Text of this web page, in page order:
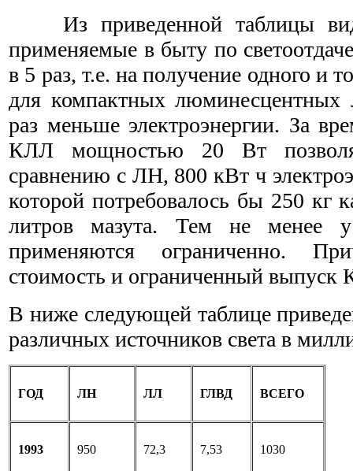
Из приведенной таблицы
применяемые в быту по
в 5 раз, т.е. на получение одного и
для компактных люминесцентных
раз меньше электроэнергии. За
КЛЛ мощностью 20 Вт
сравнению с ЛН, 800 кВт ч
которой потребовалось бы 250 кг
литров мазута. Тем не менее
применяются ограниченно.
стоимость и ограниченный выпуск
В ниже следующей таблице
различных источников света в
ГОД ЛН ЛЛ ГЛВД ВСЕГО
1993 950 72,3 7,53 1030